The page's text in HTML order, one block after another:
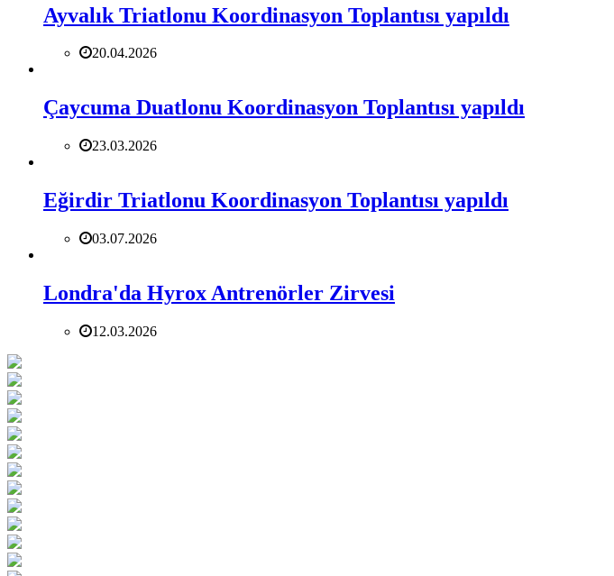
Ayvalık Triatlonu Koordinasyon Toplantısı yapıldı
20.04.2026
Çaycuma Duatlonu Koordinasyon Toplantısı yapıldı
23.03.2026
Eğirdir Triatlonu Koordinasyon Toplantısı yapıldı
03.07.2026
Londra'da Hyrox Antrenörler Zirvesi
12.03.2026